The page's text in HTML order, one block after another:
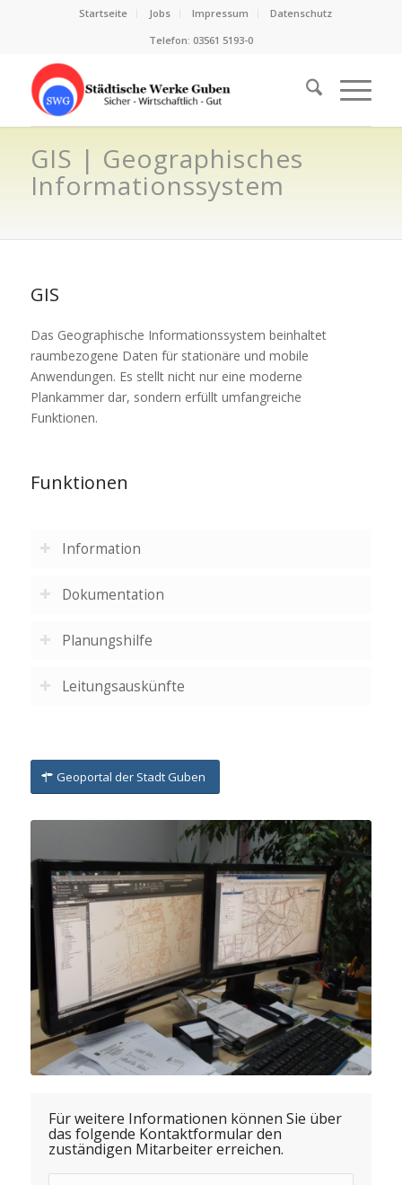
Startseite Jobs Impressum
Datenschutz
Telefon: 03561 5193-0
GIS | Geographisches
Informationssystem
GIS
Das Geographische Informationssystem beinhaltet
raumbezogene Daten für stationäre und mobile
Anwendungen. Es stellt nicht nur eine moderne
Plankammer dar, sondern erfüllt umfangreiche
Funktionen.
Funktionen
Information
Dokumentation
Planungshilfe
Leitungsauskünfte
Geoportal der Stadt Guben
Für weitere Informationen können Sie über
das folgende Kontaktformular den
zuständigen Mitarbeiter erreichen.